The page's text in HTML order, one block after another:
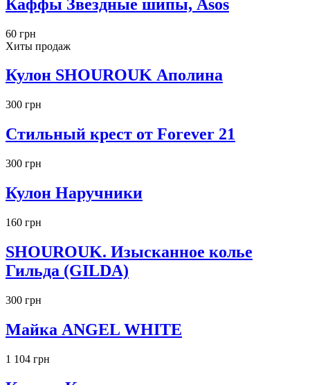
Каффы Звездные шипы, Asos
60 грн
Хиты продаж
Кулон SHOUROUK Аполина
300 грн
Стильный крест от Forever 21
300 грн
Кулон Наручники
160 грн
SHOUROUK. Изысканное колье
Гильда (GILDA)
300 грн
Майка ANGEL WHITE
1 104 грн